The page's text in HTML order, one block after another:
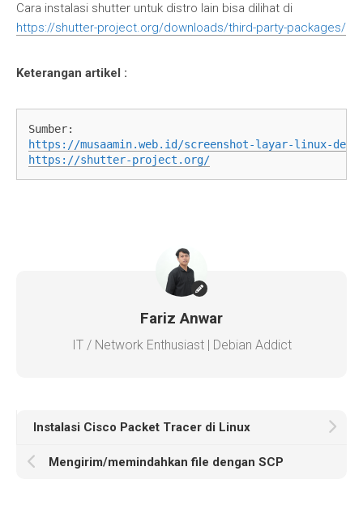
Cara instalasi shutter untuk distro lain bisa dilihat di
https://shutter-project.org/downloads/third-party-packages/
Keterangan artikel :
https://musaamin.web.id/screenshot-layar-linux-
https://shutter-project.org/
Fariz Anwar
IT / Network Enthusiast | Debian Addict
Instalasi Cisco Packet Tracer di Linux
Mengirim/memindahkan file dengan SCP